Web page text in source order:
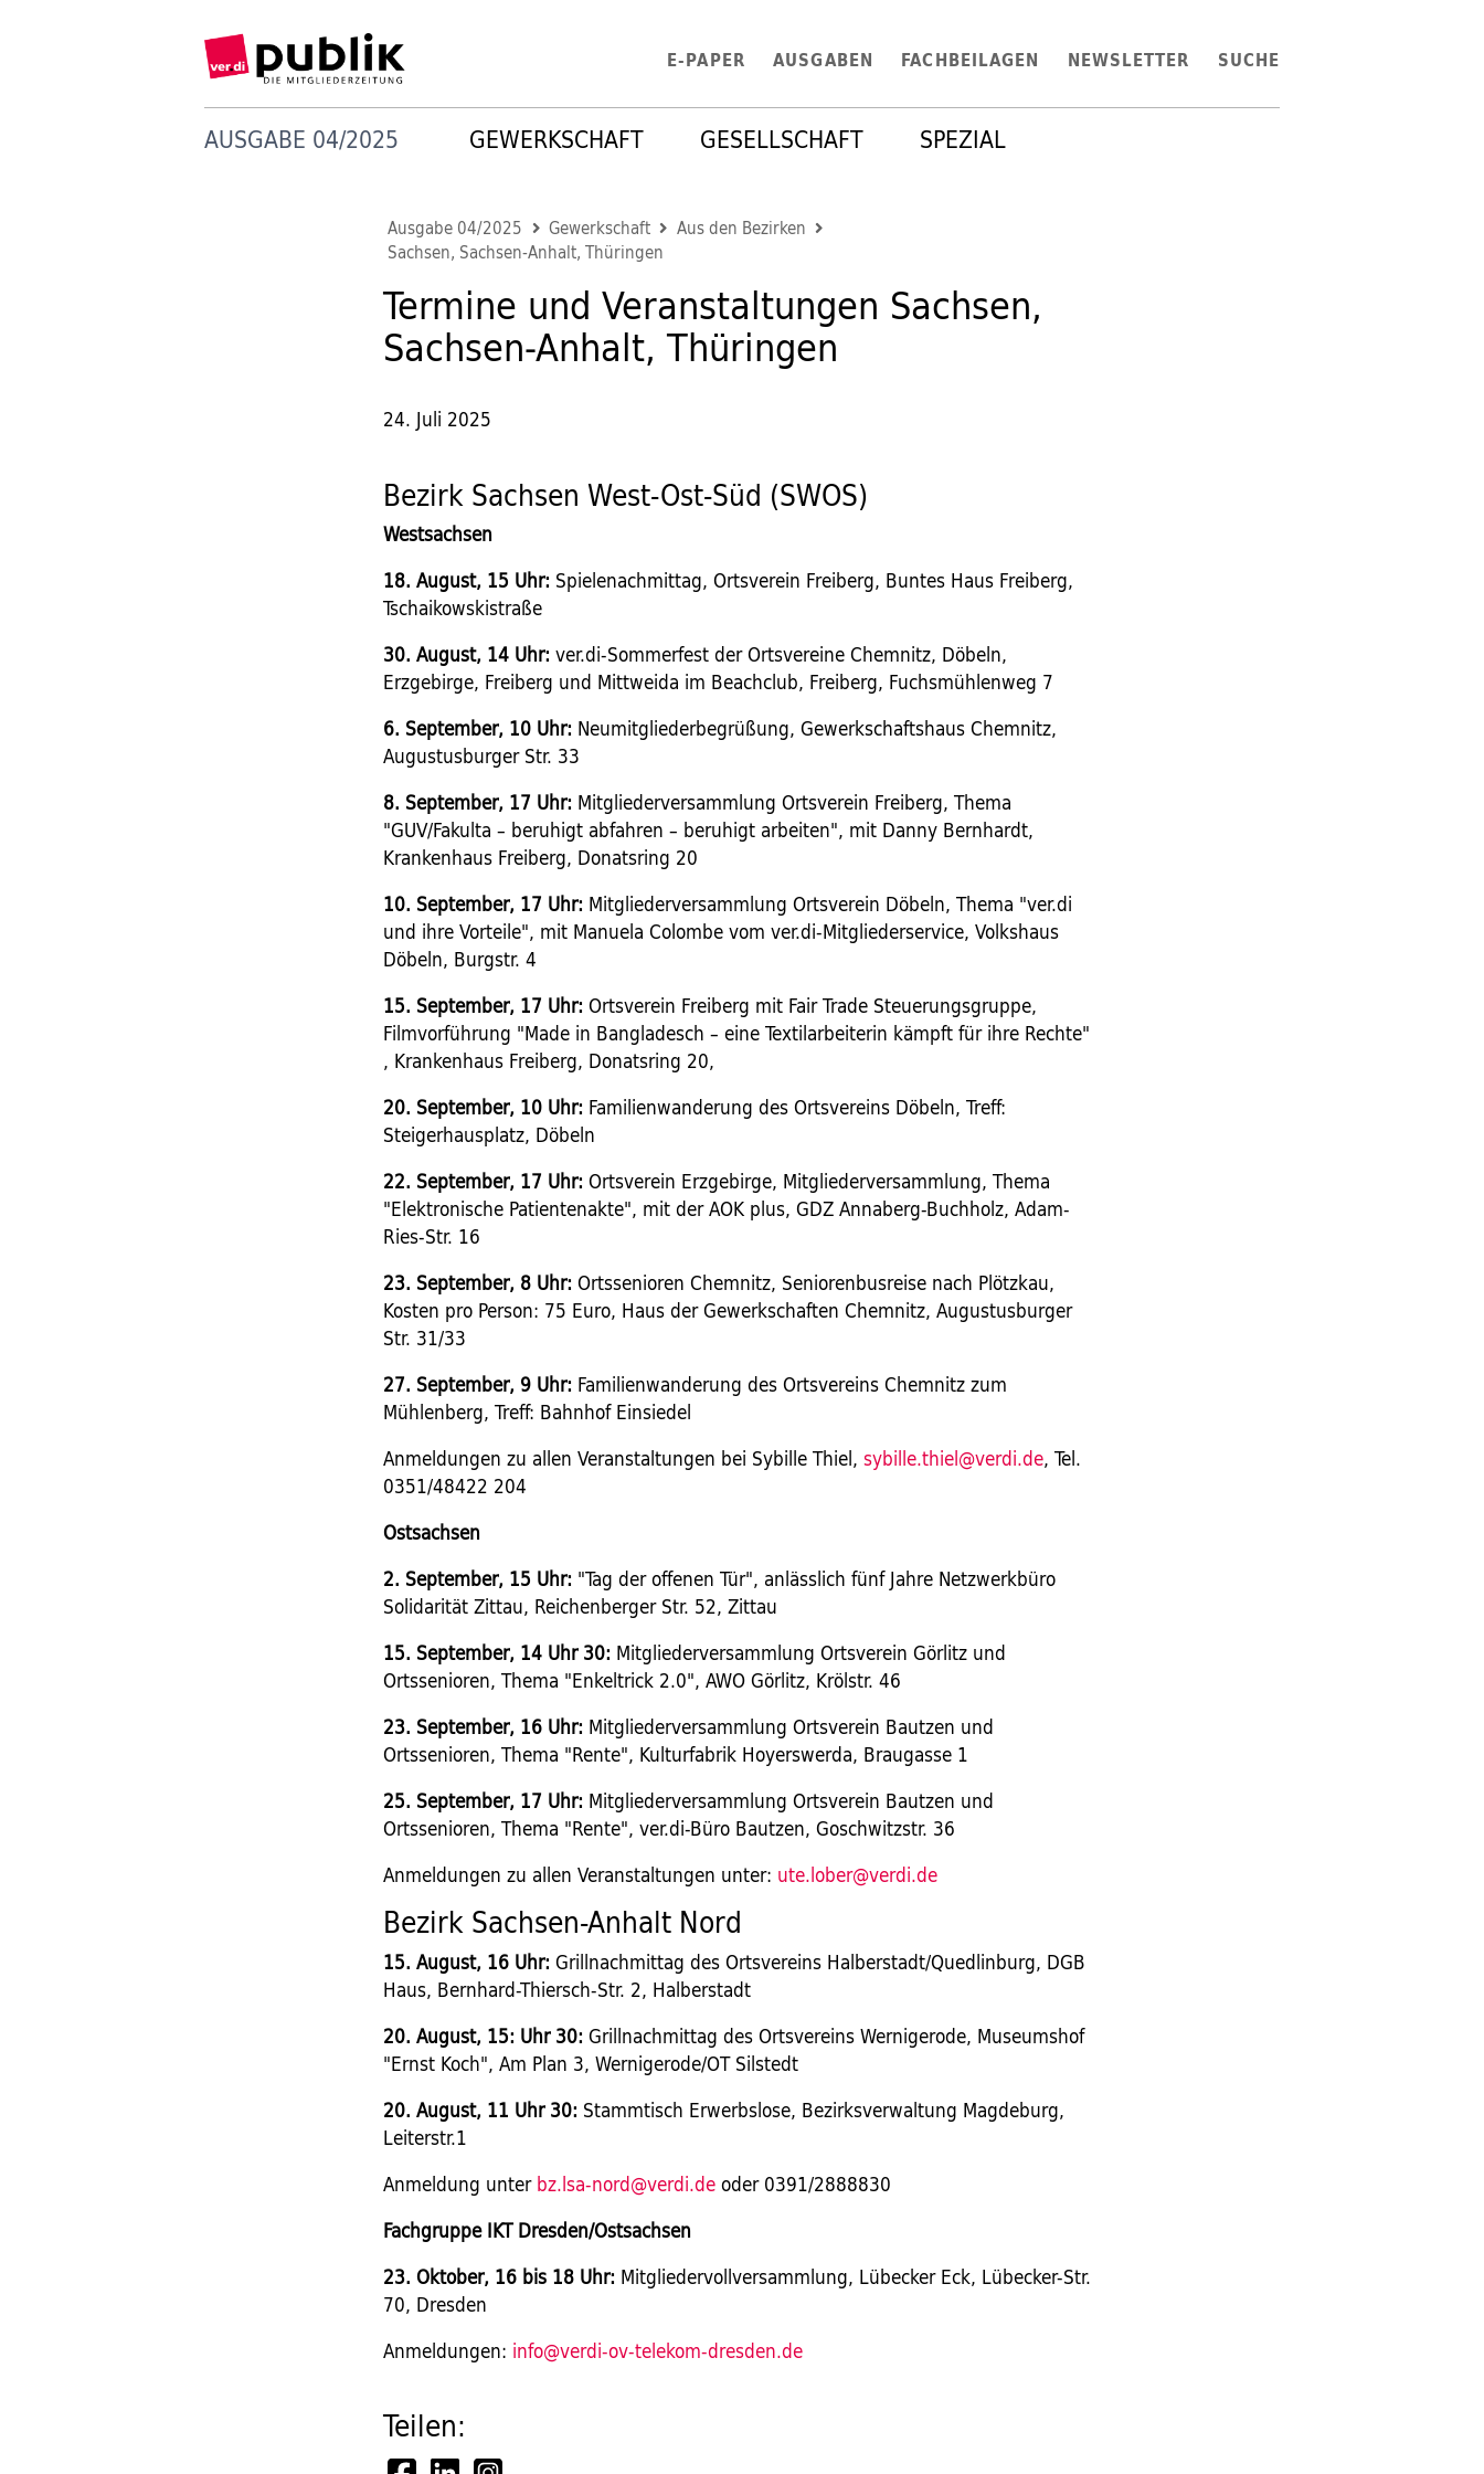
E-PAPER AUSGABEN FACHBEILAGEN NEWSLETTER SUCHE
AUSGABE 04/2025 GEWERKSCHAFT GESELLSCHAFT SPEZIAL
Ausgabe 04/2025 Gewerkschaft
Aus den Bezirken
Sachsen, Sachsen-Anhalt, Thüringen
Termine und Veranstaltungen Sachsen,
Sachsen-Anhalt, Thüringen
24. Juli 2025
Bezirk Sachsen West-Ost-Süd (SWOS)
Westsachsen
18. August, 15 Uhr: Spielenachmittag, Ortsverein Freiberg, Buntes Haus Freiberg,
Tschaikowskistraße
30. August, 14 Uhr: ver.di-Sommerfest der Ortsvereine Chemnitz, Döbeln,
Erzgebirge, Freiberg und Mittweida im Beachclub, Freiberg, Fuchsmühlenweg 7
6. September, 10 Uhr: Neumitgliederbegrüßung, Gewerkschaftshaus Chemnitz,
Augustusburger Str. 33
8. September, 17 Uhr: Mitgliederversammlung Ortsverein Freiberg, Thema
"GUV/Fakulta – beruhigt abfahren – beruhigt arbeiten", mit Danny Bernhardt,
Krankenhaus Freiberg, Donatsring 20
10. September, 17 Uhr: Mitgliederversammlung Ortsverein Döbeln, Thema "ver.di
und ihre Vorteile", mit Manuela Colombe vom ver.di-Mitgliederservice, Volkshaus
Döbeln, Burgstr. 4
15. September, 17 Uhr: Ortsverein Freiberg mit Fair Trade Steuerungsgruppe,
Filmvorführung "Made in Bangladesch – eine Textilarbeiterin kämpft für ihre Rechte"
, Krankenhaus Freiberg, Donatsring 20,
20. September, 10 Uhr: Familienwanderung des Ortsvereins Döbeln, Treff:
Steigerhausplatz, Döbeln
22. September, 17 Uhr: Ortsverein Erzgebirge, Mitgliederversammlung, Thema
"Elektronische Patientenakte", mit der AOK plus, GDZ Annaberg-Buchholz, Adam-
Ries-Str. 16
23. September, 8 Uhr: Ortssenioren Chemnitz, Seniorenbusreise nach Plötzkau,
Kosten pro Person: 75 Euro, Haus der Gewerkschaften Chemnitz, Augustusburger
Str. 31/33
27. September, 9 Uhr: Familienwanderung des Ortsvereins Chemnitz zum
Mühlenberg, Treff: Bahnhof Einsiedel
Anmeldungen zu allen Veranstaltungen bei Sybille Thiel,sybille.thiel@verdi.de, Tel.
0351/48422 204
Ostsachsen
2. September, 15 Uhr: "Tag der offenen Tür", anlässlich fünf Jahre Netzwerkbüro
Solidarität Zittau, Reichenberger Str. 52, Zittau
15. September, 14 Uhr 30: Mitgliederversammlung Ortsverein Görlitz und
Ortssenioren, Thema "Enkeltrick 2.0", AWO Görlitz, Krölstr. 46
23. September, 16 Uhr: Mitgliederversammlung Ortsverein Bautzen und
Ortssenioren, Thema "Rente", Kulturfabrik Hoyerswerda, Braugasse 1
25. September, 17 Uhr: Mitgliederversammlung Ortsverein Bautzen und
Ortssenioren, Thema "Rente", ver.di-Büro Bautzen, Goschwitzstr. 36
Anmeldungen zu allen Veranstaltungen unter: ute.lober@verdi.de
Bezirk Sachsen-Anhalt Nord
15. August, 16 Uhr: Grillnachmittag des Ortsvereins Halberstadt/Quedlinburg, DGB
Haus, Bernhard-Thiersch-Str. 2, Halberstadt
20. August, 15: Uhr 30: Grillnachmittag des Ortsvereins Wernigerode, Museumshof
"Ernst Koch", Am Plan 3, Wernigerode/OT Silstedt
20. August, 11 Uhr 30: Stammtisch Erwerbslose, Bezirksverwaltung Magdeburg,
Leiterstr.1
Anmeldung unterbz.lsa-nord@verdi.deoder 0391/2888830
Fachgruppe IKT Dresden/Ostsachsen
23. Oktober, 16 bis 18 Uhr: Mitgliedervollversammlung, Lübecker Eck, Lübecker-Str.
70, Dresden
Anmeldungen: info@verdi-ov-telekom-dresden.de
Teilen: